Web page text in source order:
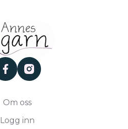
facebookinstagram
Om oss
Logg inn